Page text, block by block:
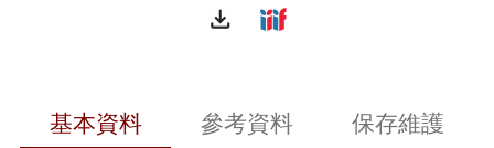
file_download
基本資料 參考資料 保存維護